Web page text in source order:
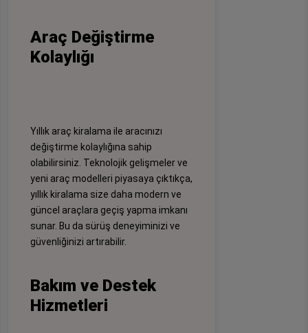
Araç Değiştirme
Kolaylığı
Yıllık araç kiralama ile aracınızı
değiştirme kolaylığına sahip
olabilirsiniz. Teknolojik gelişmeler ve
yeni araç modelleri piyasaya çıktıkça,
yıllık kiralama size daha modern ve
güncel araçlara geçiş yapma imkanı
sunar. Bu da sürüş deneyiminizi ve
güvenliğinizi artırabilir.
Bakım ve Destek
Hizmetleri